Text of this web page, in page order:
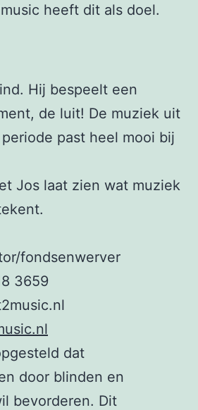
heeft dit als doel.
Hij bespeelt een
de luit! De muziek uit
past heel mooi bij
Jos laat zien wat muziek
fondsenwerver
3659
dat
door blinden en
bevorderen. Dit